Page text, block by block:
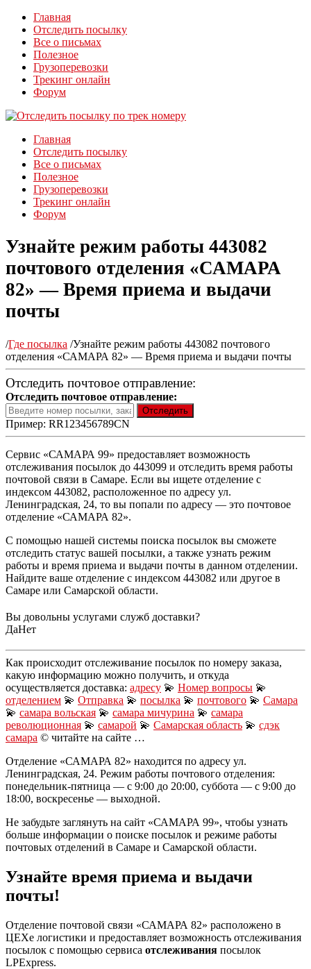
Главная
Отследить посылку
Все о письмах
Полезное
Грузоперевозки
Трекинг онлайн
Форум
Главная
Отследить посылку
Все о письмах
Полезное
Грузоперевозки
Трекинг онлайн
Форум
Узнайте режим работы 443082
почтового отделения «САМАРА
82» — Время приема и выдачи
почты
/Где посылка /Узнайте режим работы 443082 почтового
отделения «САМАРА 82» — Время приема и выдачи почты
Отследить почтовое отправление:
Отследить почтовое отправление:
Пример: RR123456789CN
Сервис «САМАРА 99» предоставляет возможность
отслеживания посылок до 443099 и отследить время работы
почтовой связи в Самаре. Если вы ищете отделение с
индексом 443082, расположенное по адресу ул.
Ленинградская, 24, то вы попали по адресу — это почтовое
отделение «САМАРА 82».
С помощью нашей системы поиска посылок вы сможете
отследить статус вашей посылки, а также узнать режим
работы и время приема и выдачи почты в данном отделении.
Найдите ваше отделение с индексом 443082 или другое в
Самаре или Самарской области.
Вы довольны услугами служб доставки?
ДаНет
Как происходит отслеживание посылок по номеру заказа,
какую информацию можно получить, и откуда
осуществляется доставка: адресу 💫 Номер вопросы 💫
отделением 💫 Отправка 💫 посылка 💫 почтового 💫 Самара
💫 самара вольская 💫 самара мичурина 💫 самара
революционная 💫 самарой 💫 Самарская область 💫 сдэк
самара © читайте на сайте …
Отделение «САМАРА 82» находится по адресу ул.
Ленинградская, 24. Режим работы почтового отделения:
понедельник-пятница — с 9:00 до 20:00, суббота — с 9:00 до
18:00, воскресенье — выходной.
Не забудьте заглянуть на сайт «САМАРА 99», чтобы узнать
больше информации о поиске посылок и режиме работы
почтовых отделений в Самаре и Самарской области.
Узнайте время приема и выдачи
почты!
Отделение почтовой связи «САМАРА 82» расположено в
ЦЕХе логистики и предоставляет возможность отслеживания
посылок с помощью сервиса отслеживания посылок
LPExpress.